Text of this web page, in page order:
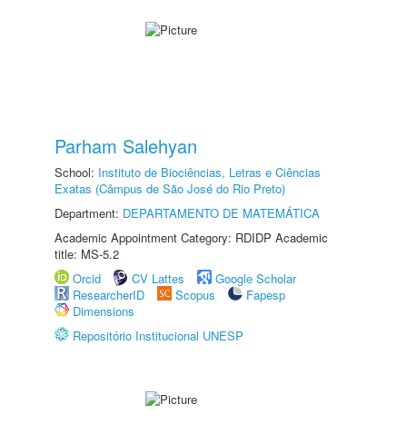
Parham Salehyan
School: Instituto de Biociências, Letras e Ciências
Exatas (Câmpus de São José do Rio Preto)
Department: DEPARTAMENTO DE MATEMÁTICA
Academic Appointment Category: RDIDP Academic
title: MS-5.2
Orcid
CV Lattes
Google Scholar
ResearcherID
Scopus
Fapesp
Dimensions
Repositório Institucional UNESP